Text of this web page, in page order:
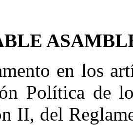
en los
Política de
II, del